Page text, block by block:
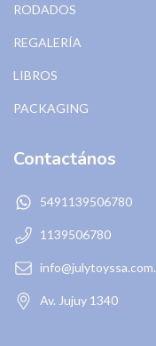
RODADOS
REGALERÍA
LIBROS
PACKAGING
Contactános
5491139506780
1139506780
Av. Jujuy 1340